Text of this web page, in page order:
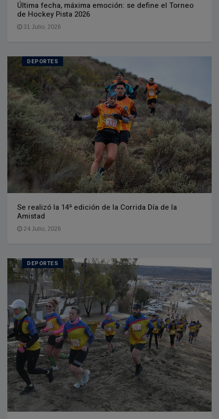
Última fecha, máxima emoción: se define el Torneo
de Hockey Pista 2026
31 Julio, 2026
DEPORTES
Se realizó la 14ª edición de la Corrida Día de la
Amistad
24 Julio, 2026
DEPORTES